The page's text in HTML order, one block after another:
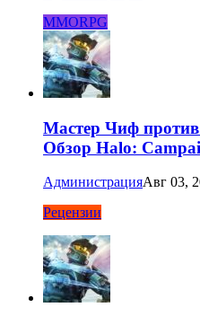
MMORPG
Мастер Чиф
Обзор Halo:
АдминистрацияАвг 03,
Рецензии